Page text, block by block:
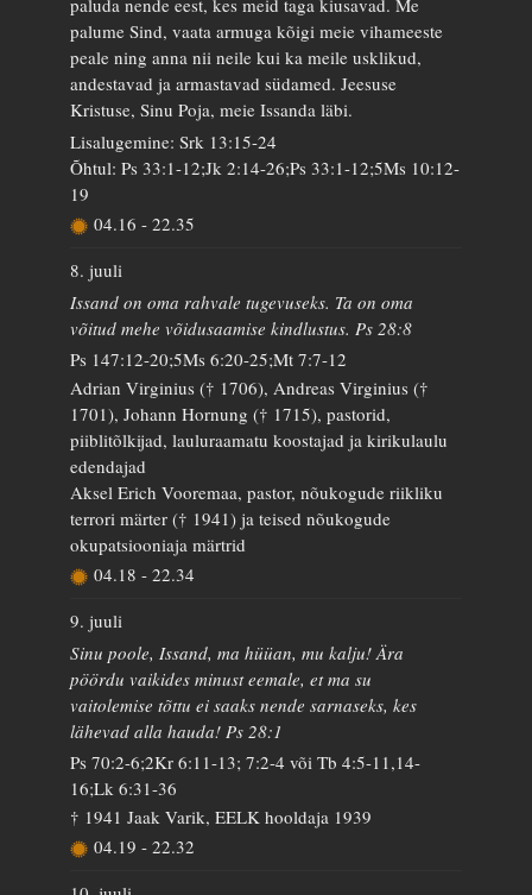
paluda nende eest, kes meid taga kiusavad. Me
palume Sind, vaata armuga kõigi meie vihameeste
peale ning anna nii neile kui ka meile usklikud,
andestavad ja armastavad südamed. Jeesuse
Kristuse, Sinu Poja, meie Issanda läbi.
Lisalugemine: Srk 13:15-24
Õhtul: Ps 33:1-12;Jk 2:14-26;Ps 33:1-12;5Ms 10:12-
19
04.16 - 22.35
8. juuli
Issand on oma rahvale tugevuseks. Ta on oma
võitud mehe võidusaamise kindlustus. Ps 28:8
Ps 147:12-20;5Ms 6:20-25;Mt 7:7-12
Adrian Virginius († 1706), Andreas Virginius (†
1701), Johann Hornung († 1715), pastorid,
piiblitõlkijad, lauluraamatu koostajad ja kirikulaulu
edendajad
Aksel Erich Vooremaa, pastor, nõukogude riikliku
terrori märter († 1941) ja teised nõukogude
okupatsiooniaja märtrid
04.18 - 22.34
9. juuli
Sinu poole, Issand, ma hüüan, mu kalju! Ära
pöördu vaikides minust eemale, et ma su
vaitolemise tõttu ei saaks nende sarnaseks, kes
lähevad alla hauda! Ps 28:1
Ps 70:2-6;2Kr 6:11-13; 7:2-4 või Tb 4:5-11,14-
16;Lk 6:31-36
† 1941 Jaak Varik, EELK hooldaja 1939
04.19 - 22.32